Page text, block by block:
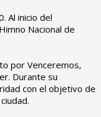
Al inicio del
Nacional de
por Venceremos,
Durante su
con el objetivo de